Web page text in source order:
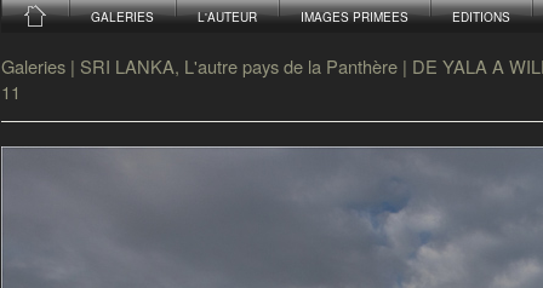
GALERIES L'AUTEUR IMAGES PRIMEES EDITIONS
Galeries | SRI LANKA, L'autre pays de la Panthère | DE YALA A
11